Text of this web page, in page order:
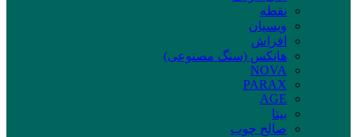
نقطه
ویسپان
افراش
هانکس (سنگ مصنوعی)
NOVA
PARAX
AGE
بیتا
صالح چوب